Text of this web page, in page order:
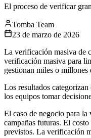
El proceso de verificar
Tomba Team
23 de marzo de 2026
La verificación masiva de
verificación masiva para
gestionan miles o millones
Los resultados
los equipos tomar
El caso de negocio para la
campañas futuras. El
previstos. La verificación